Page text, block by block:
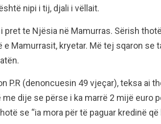
nipi i tij, djali i vëllait.
pret te Njësia në Mamurras. Sërish
Mamurrasit, kryetar. Më tej sqaron se
P.R (denoncuesin 49 vjeçar), teksa ai
dije se përse i ka marrë 2 mijë euro
se “ia mora për të paguar kredinë që